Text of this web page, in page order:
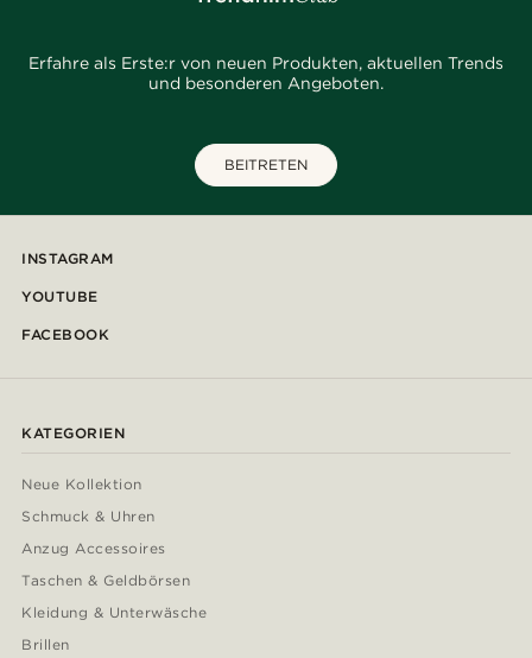
Erfahre als Erste:r von neuen Produkten, aktuellen Trends
und besonderen Angeboten.
BEITRETEN
INSTAGRAM
YOUTUBE
FACEBOOK
KATEGORIEN
Neue Kollektion
Schmuck & Uhren
Anzug Accessoires
Taschen & Geldbörsen
Kleidung & Unterwäsche
Brillen